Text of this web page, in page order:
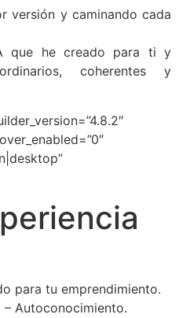
versión y caminando cada
que he creado para ti y
coherentes y
para tu emprendimiento.
Autoconocimiento.